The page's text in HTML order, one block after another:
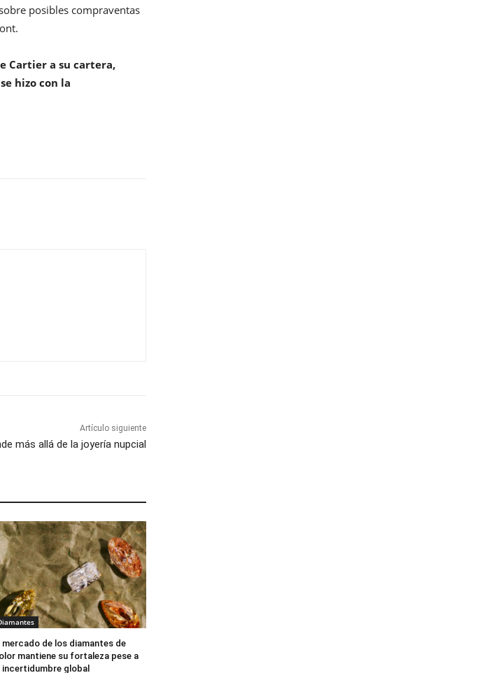
posibles compraventas
Cartier a su cartera,
hizo con la
Artículo siguiente
más allá de la joyería nupcial
mercado de los diamantes de
mantiene su fortaleza pese a
incertidumbre global